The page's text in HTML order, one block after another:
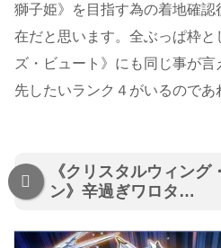
獅子姫》を目指す為の着地確
在だと思います。全ぶっぱ枠
ズ・ビュート》にも同じ事が
先したいランク４がいるので
《クリスタルウィン
ン》辛過ぎワロタ…